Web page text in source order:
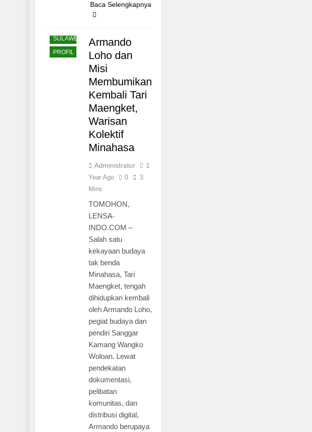
Baca Selengkapnya
SULAWESI
PROFIL
Armando
Loho dan
Misi
Membumikan
Kembali Tari
Maengket,
Warisan
Kolektif
Minahasa
Administrator
1
Year Ago
0
3
Mins
TOMOHON,
LENSA-
INDO.COM –
Salah satu
kekayaan budaya
tak benda
Minahasa, Tari
Maengket, tengah
dihidupkan kembali
oleh Armando Loho,
pegiat budaya dan
pendiri Sanggar
Kamang Wangko
Woloan. Lewat
pendekatan
dokumentasi,
pelibatan
komunitas, dan
distribusi digital,
Armando berupaya